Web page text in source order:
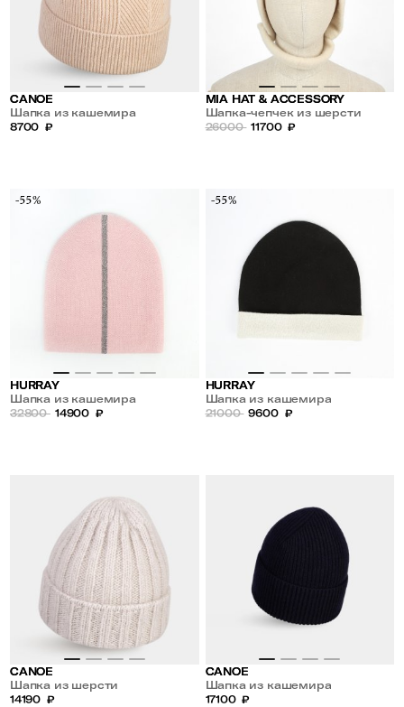
CANOE
Шапка из кашемира
8700 ₽
MIA HAT & ACCESSORY
Шапка-чепчек из шерсти
26000 11700 ₽
-55%
HURRAY
Шапка из кашемира
32800 14900 ₽
-55%
HURRAY
Шапка из кашемира
21000 9600 ₽
CANOE
Шапка из шерсти
14190 ₽
CANOE
Шапка из кашемира
17100 ₽